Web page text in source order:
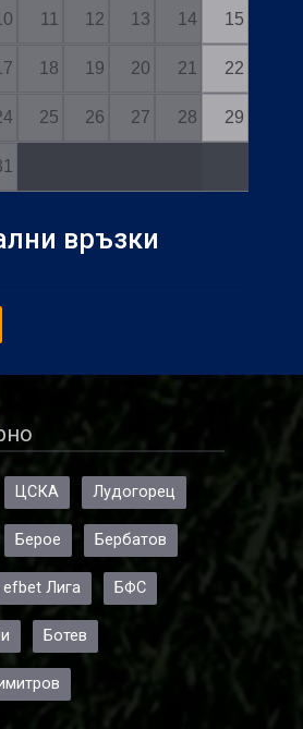
11 12 13 14 15
18 19 20 21 22
25 26 27 28 29
връзки
ЦСКА Лудогорец
Берое Бербатов
efbet Лига БФС
Ботев